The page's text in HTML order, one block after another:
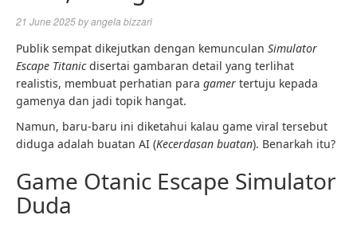
21 June 2025byangela bizzari
Publik sempat dikejutkan dengan kemunculan Simulator
Escape Titanicdisertai gambaran detail yang terlihat
realistis, membuat perhatian para gamer tertuju kepada
gamenya dan jadi topik hangat.
Namun, baru-baru ini diketahui kalau game viral tersebut
diduga adalah buatan AI (Kecerdasan buatan). Benarkah itu?
Game Otanic Escape Simulator
Duda